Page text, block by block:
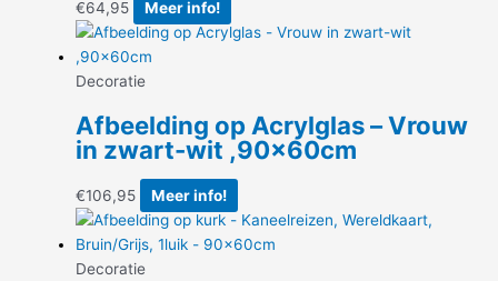
€64,95 Meer info!
Decoratie
Afbeelding op Acrylglas – Vrouw
in zwart-wit ,90x60cm
€106,95 Meer info!
Decoratie